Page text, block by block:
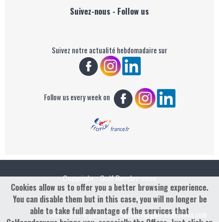
Suivez-nous - Follow us
Suivez notre actualité hebdomadaire sur
Follow us every week on
Copyright : Golf Rendez-vous
Mentions légales & contact@golfrendezvous.com
Cookies allow us to offer you a better browsing experience.
You can disable them but in this case, you will no longer be
able to take full advantage of the services that